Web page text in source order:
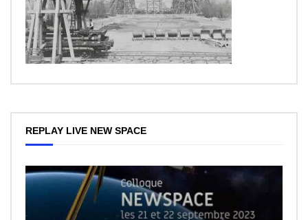
REPLAY LIVE NEW SPACE